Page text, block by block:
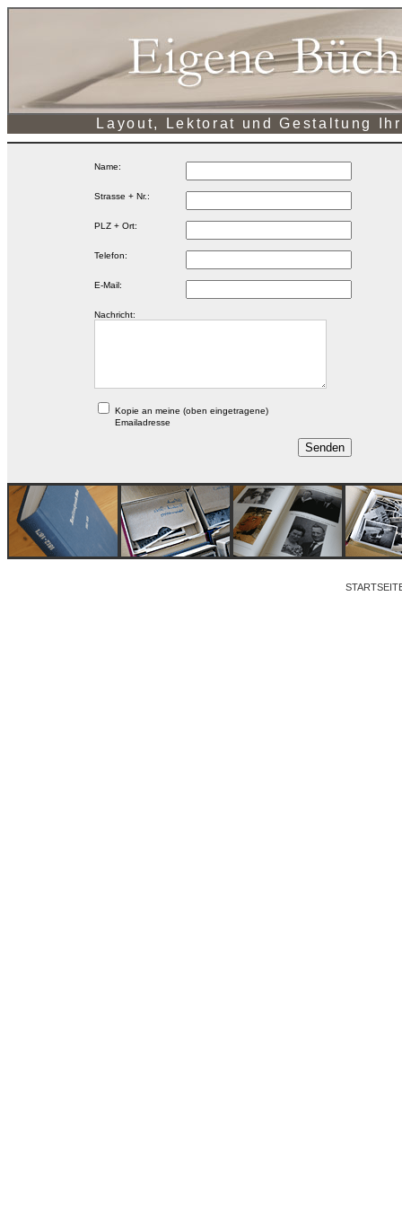
Layout, Lektorat und Gestaltung
Name:
Strasse + Nr.:
PLZ + Ort:
Telefon:
E-Mail:
Nachricht:
Kopie an meine (oben eingetragene)
Emailadresse